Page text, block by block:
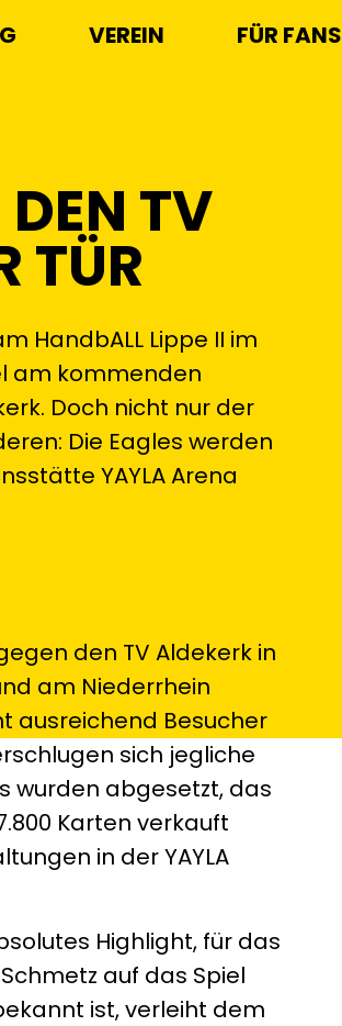
VEREIN FÜR FANS
TV
TÜR
HandbALL Lippe II im
am kommenden
Doch nicht nur der
Die Eagles werden
YAYLA Arena
den TV Aldekerk in
am Niederrhein
ausreichend Besucher
sich jegliche
wurden abgesetzt, das
Karten verkauft
in der YAYLA
Highlight, für das
auf das Spiel
ist, verleiht dem